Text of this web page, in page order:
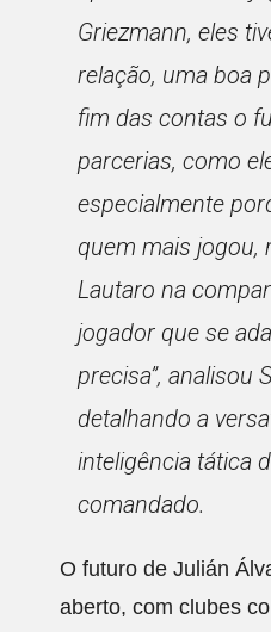
Griezmann, eles
relação, uma boa
fim das contas o
parcerias, como
especialmente
quem mais jogou,
Lautaro na
jogador que se
precisa”, analisou
detalhando a
inteligência tática
comandado.
O futuro de Julián
aberto, com clubes